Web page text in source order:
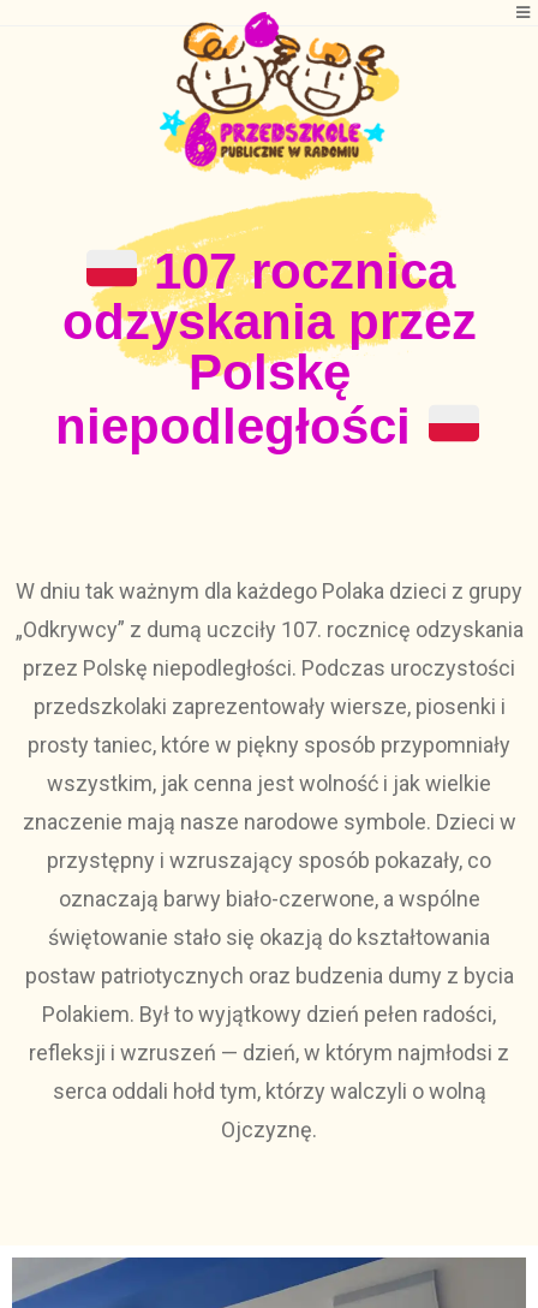
107 rocznica
odzyskania przez
Polskę
niepodległości
W dniu tak ważnym dla każdego Polaka dzieci z grupy
„Odkrywcy” z dumą uczciły 107. rocznicę odzyskania
przez Polskę niepodległości. Podczas uroczystości
przedszkolaki zaprezentowały wiersze, piosenki i
prosty taniec, które w piękny sposób przypomniały
wszystkim, jak cenna jest wolność i jak wielkie
znaczenie mają nasze narodowe symbole. Dzieci w
przystępny i wzruszający sposób pokazały, co
oznaczają barwy biało-czerwone, a wspólne
świętowanie stało się okazją do kształtowania
postaw patriotycznych oraz budzenia dumy z bycia
Polakiem. Był to wyjątkowy dzień pełen radości,
refleksji i wzruszeń — dzień, w którym najmłodsi z
serca oddali hołd tym, którzy walczyli o wolną
Ojczyznę.